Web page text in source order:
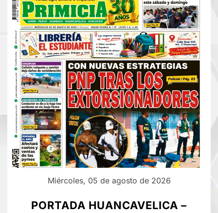
Miércoles, 05 de agosto de 2026
PORTADA HUANCAVELICA –